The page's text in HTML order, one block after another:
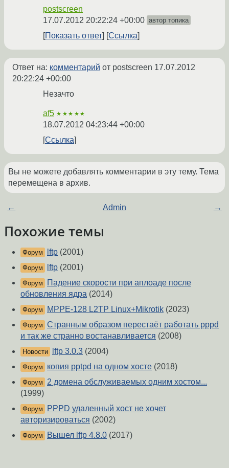
postscreen
17.07.2012 20:22:24 +00:00 автор топика
Показать ответ Ссылка
Ответ на: комментарий от postscreen 17.07.2012
20:22:24 +00:00
Незачто
af5 ★★★★★
18.07.2012 04:23:44 +00:00
Ссылка
Вы не можете добавлять комментарии в эту тему. Тема
перемещена в архив.
← Admin →
Похожие темы
Форум lftp (2001)
Форум lftp (2001)
Форум
Падение скорости при аплоаде после
обновления ядра (2014)
Форум MPPE-128 L2TP Linux+Mikrotik (2023)
Форум Странным образом перестаёт работать pppd
и так же странно востанавливается (2008)
Новости lftp 3.0.3 (2004)
Форум копия pptpd на одном хосте (2018)
Форум
2 домена обслуживаемых одним хостом...
(1999)
Форум
PPPD удаленный хост не хочет
авторизироваться (2002)
Форум Вышел lftp 4.8.0 (2017)